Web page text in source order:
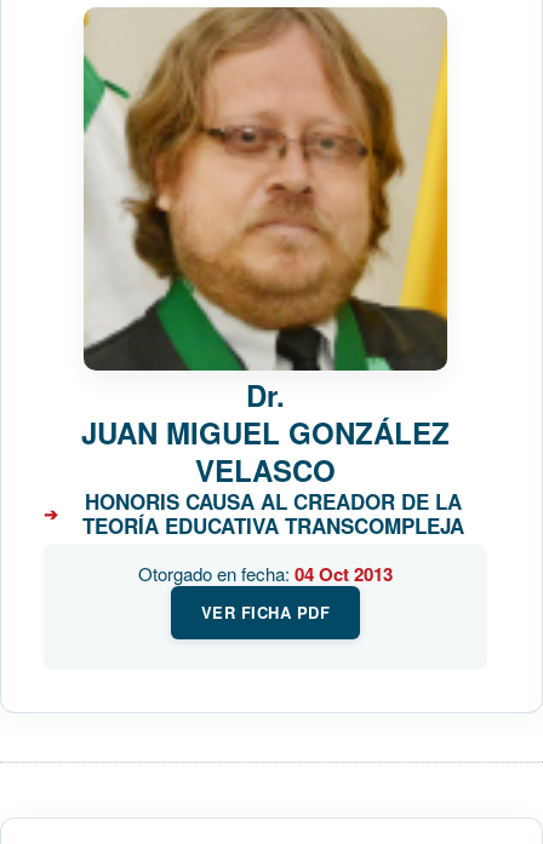
Dr.
JUAN MIGUEL GONZÁLEZ
VELASCO
HONORIS CAUSA AL CREADOR DE LA
TEORÍA EDUCATIVA TRANSCOMPLEJA
Otorgado en fecha: 04 Oct 2013
VER FICHA PDF